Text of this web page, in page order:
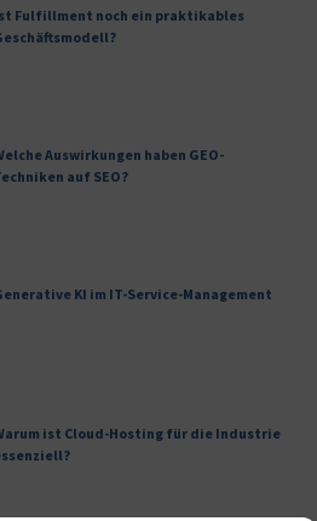
Fulfillment noch ein praktikables
Auswirkungen haben GEO-
auf SEO?
KI im IT-Service-Management
ist Cloud-Hosting für die Industrie